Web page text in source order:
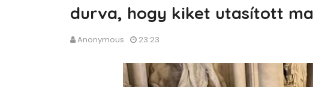
durva, hogy kiket utasított
Anonymous 23:23